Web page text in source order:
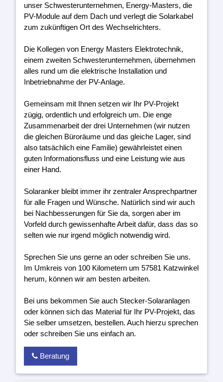
unser Schwesterunternehmen, Energy-Masters, die
PV-Module auf dem Dach und verlegt die Solarkabel
zum zukünftigen Ort des Wechselrichters.
Die Kollegen von Energy Masters Elektrotechnik,
einem zweiten Schwesterunternehmen, übernehmen
alles rund um die elektrische Installation und
Inbetriebnahme der PV-Anlage.
Gemeinsam mit Ihnen setzen wir Ihr PV-Projekt
zügig, ordentlich und erfolgreich um. Die enge
Zusammenarbeit der drei Unternehmen (wir nutzen
die gleichen Büroräume und das gleiche Lager, sind
also tatsächlich eine Familie) gewährleistet einen
guten Informationsfluss und eine Leistung wie aus
einer Hand.
Solaranker bleibt immer ihr zentraler Ansprechpartner
für alle Fragen und Wünsche. Natürlich sind wir auch
bei Nachbesserungen für Sie da, sorgen aber im
Vorfeld durch gewissenhafte Arbeit dafür, dass das so
selten wie nur irgend möglich notwendig wird.
Sprechen Sie uns gerne an oder schreiben Sie uns.
Im Umkreis von 100 Kilometern um 57581 Katzwinkel
herum, können wir am besten arbeiten.
Bei uns bekommen Sie auch Stecker-Solaranlagen
oder können sich das Material für Ihr PV-Projekt, das
Sie selber umsetzen, bestellen. Auch hierzu sprechen
oder schreiben Sie uns einfach an.
Beratung